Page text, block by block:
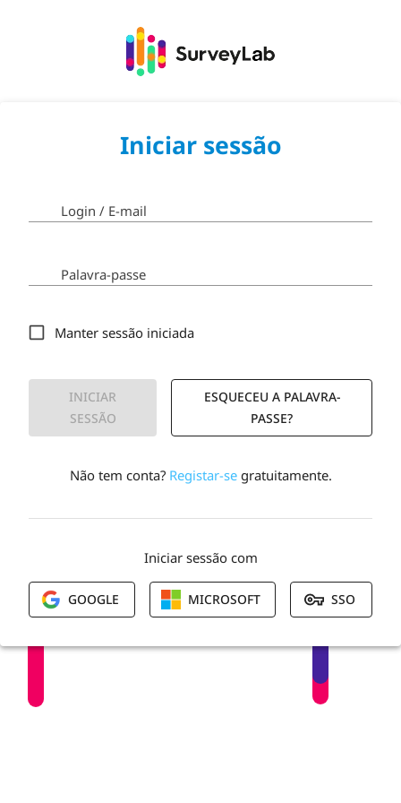
Iniciar sessão
Login / E-mail
Palavra-passe
Manter sessão iniciada
INICIAR
SESSÃO
ESQUECEU A PALAVRA-
PASSE?
Não tem conta? Registar-se gratuitamente.
Iniciar sessão com
GOOGLE MICROSOFT SSO